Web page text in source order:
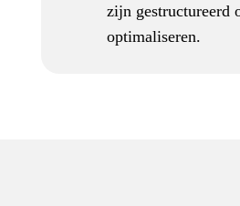
zijn gestructureerd
optimaliseren.